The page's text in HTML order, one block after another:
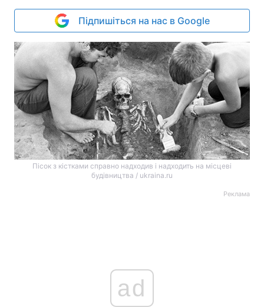
Підпишіться на нас в Google
Пісок з кістками справно надходив і надходить на місцеві
будівництва / ukraina.ru
Реклама
ad